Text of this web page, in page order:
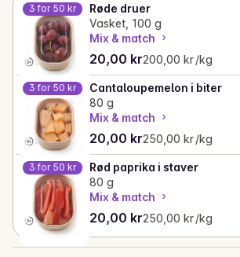
3 for 50 kr
Røde druer
Vasket, 100 g
Mix & match
20,00 kr
Gjeldende pris er: 20,00 kr
200,00 kr /kg
Stykkpris: 200,00 kr /kg
3 for 50 kr
Cantaloupemelon i biter
80 g
Mix & match
20,00 kr
Gjeldende pris er: 20,00 kr
250,00 kr /kg
Stykkpris: 250,00 kr /kg
3 for 50 kr
Rød paprika i staver
80 g
Mix & match
20,00 kr
Gjeldende pris er: 20,00 kr
250,00 kr /kg
Stykkpris: 250,00 kr /kg